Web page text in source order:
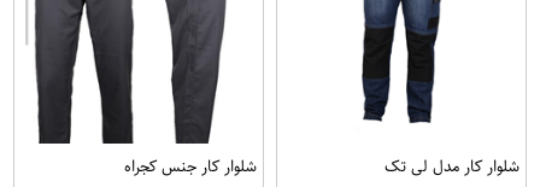
شلوار کار مدل لی تک شلوار کار جنس کجراه